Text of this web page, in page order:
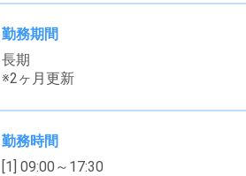
勤務期間
長期
※2ヶ月更新
勤務時間
[1] 09:00～17:30